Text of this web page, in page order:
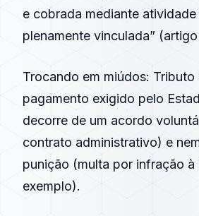
e cobrada mediante
plenamente vinculada”
Trocando em miúdos: Tributo
pagamento exigido pelo
decorre de um acordo
contrato administrativo) e
punição (multa por infração à
exemplo).